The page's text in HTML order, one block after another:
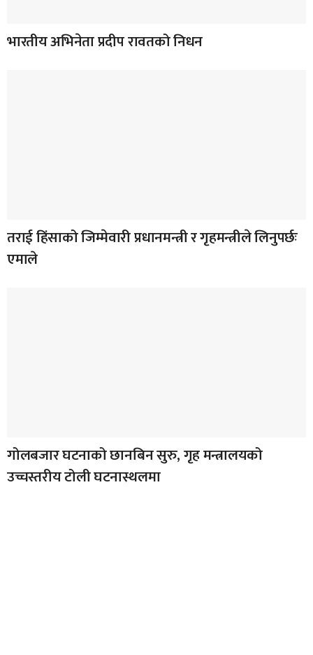
भारतीय अभिनेता प्रदीप रावतको निधन
तराई हिंसाको जिम्मेवारी प्रधानमन्त्री र गृहमन्त्रीले लिनुपर्छः
एमाले
गोलबजार घटनाको छानबिन सुरु, गृह मन्त्रालयको
उच्चस्तरीय टोली घटनास्थलमा